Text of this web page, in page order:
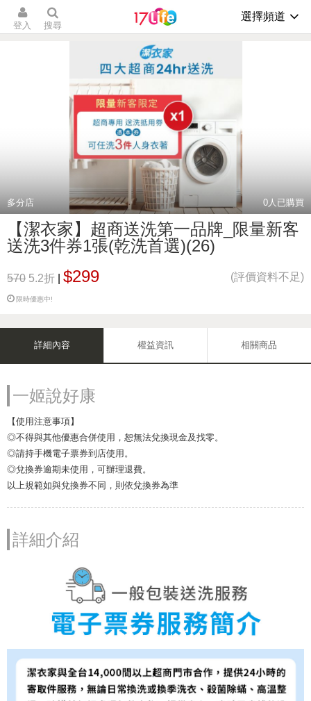
登入 搜尋
選擇頻道
多分店 0人已購買
【潔衣家】超商送洗第一品牌_限量新客
送洗3件券1張(乾洗首選)(26)
570 5.2折 $299 (評價資料不足)
限時優惠中!
詳細內容 權益資訊 相關商品
一姬說好康
【使用注意事項】
◎不得與其他優惠合併使用，恕無法兌換現金及找零。
◎請持手機電子票券到店使用。
◎兌換券逾期未使用，可辦理退費。
以上規範如與兌換券不同，則依兌換券為準
詳細介紹